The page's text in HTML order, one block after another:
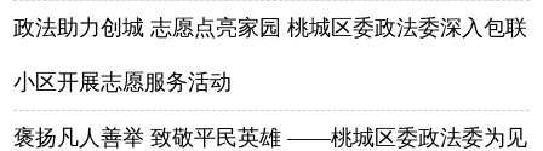
政法助力创城 志愿点亮家园 桃城区委政法委深入包联
小区开展志愿服务活动
褒扬凡人善举 致敬平民英雄 ——桃城区委政法委为见